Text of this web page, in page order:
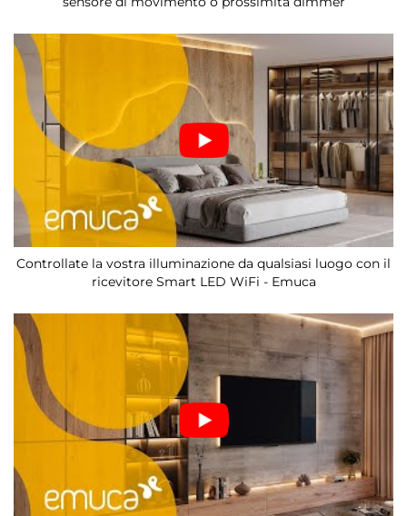
Controllate la vostra illuminazione da qualsiasi luogo con il
ricevitore Smart LED WiFi - Emuca